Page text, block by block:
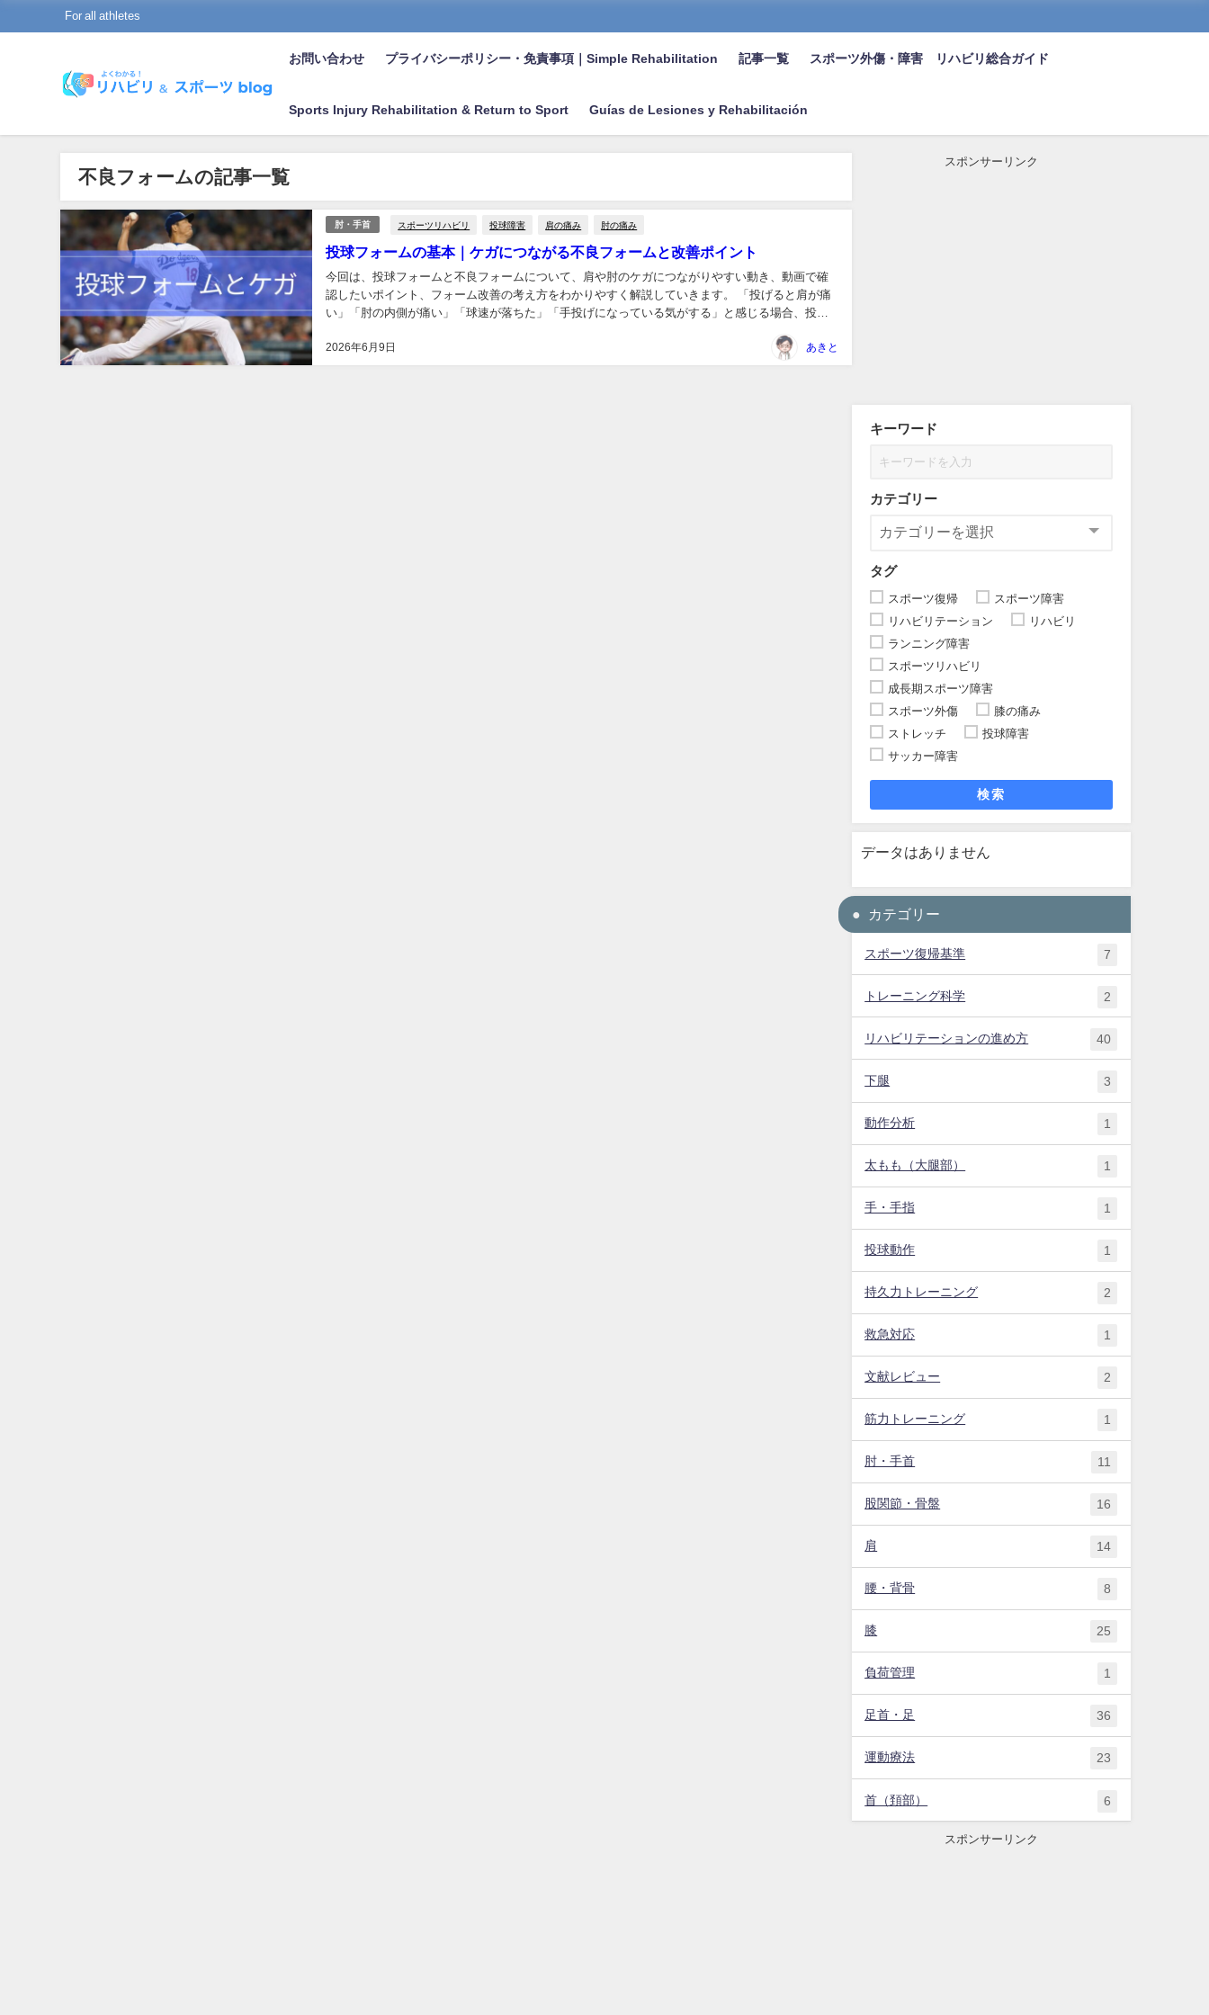
For all athletes
お問い合わせ プライバシーポリシー・免責事項｜Simple Rehabilitation 記事一覧 スポーツ外傷・障害 リハビリ総合ガイド
Sports Injury Rehabilitation & Return to Sport Guías de Lesiones y Rehabilitación
不良フォームの記事一覧
肘・手首 スポーツリハビリ 投球障害 肩の痛み 肘の痛み
投球フォームの基本｜ケガにつながる不良フォームと改善ポイント
2026年6月9日
今回は、投球フォームと不良フォームについて、肩や肘のケガにつながりやすい動き、動画で確
認したいポイント、フォーム改善の考え方をわかりやすく解説していきます。 「投げると肩が痛
い」「肘の内側が痛い」「球速が落ちた」「手投げになっている気がする」と感じる場合、投球
あきと
スポンサーリンク
キーワード
カテゴリー
タグ
スポーツ復帰
スポーツ障害
リハビリテーション
リハビリ
ランニング障害
スポーツリハビリ
成長期スポーツ障害
スポーツ外傷
膝の痛み
ストレッチ
投球障害
サッカー障害
検索
データはありません
カテゴリー
スポーツ復帰基準 7
トレーニング科学 2
リハビリテーションの進め方 40
下腿 3
動作分析 1
太もも（大腿部） 1
手・手指 1
投球動作 1
持久力トレーニング 2
救急対応 1
文献レビュー 2
筋力トレーニング 1
肘・手首 11
股関節・骨盤 16
肩 14
腰・背骨 8
膝 25
負荷管理 1
足首・足 36
運動療法 23
首（頚部） 6
スポンサーリンク